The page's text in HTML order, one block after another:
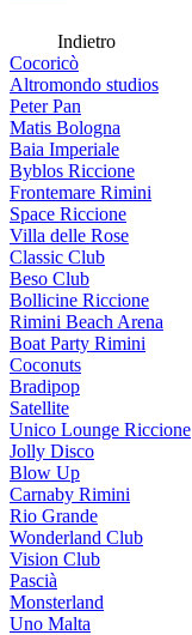
Indietro
Cocoricò
Altromondo studios
Peter Pan
Matis Bologna
Baia Imperiale
Byblos Riccione
Frontemare Rimini
Space Riccione
Villa delle Rose
Classic Club
Beso Club
Bollicine Riccione
Rimini Beach Arena
Boat Party Rimini
Coconuts
Bradipop
Satellite
Unico Lounge Riccione
Jolly Disco
Blow Up
Carnaby Rimini
Rio Grande
Wonderland Club
Vision Club
Pascià
Monsterland
Uno Malta